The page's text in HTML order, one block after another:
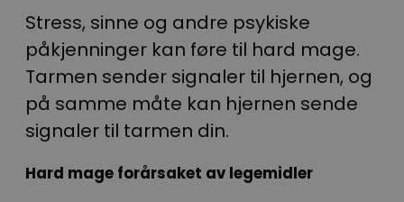
Stress, sinne og andre psykiske
påkjenninger kan føre til hard mage.
Tarmen sender signaler til hjernen, og
på samme måte kan hjernen sende
signaler til tarmen din.
Hard mage forårsaket av legemidler